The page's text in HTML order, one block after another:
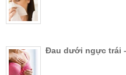
Đau dưới ngực trái